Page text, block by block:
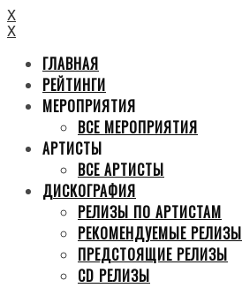
X
X
ГЛАВНАЯ
РЕЙТИНГИ
МЕРОПРИЯТИЯ
ВСЕ МЕРОПРИЯТИЯ
АРТИСТЫ
ВСЕ АРТИСТЫ
ДИСКОГРАФИЯ
РЕЛИЗЫ ПО АРТИСТАМ
РЕКОМЕНДУЕМЫЕ РЕЛИЗЫ
ПРЕДСТОЯЩИЕ РЕЛИЗЫ
CD РЕЛИЗЫ